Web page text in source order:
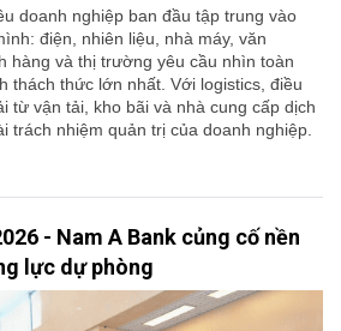
doanh nghiệp ban đầu tập trung vào
điện, nhiên liệu, nhà máy, văn
hàng và thị trường yêu cầu nhìn toàn
thách thức lớn nhất. Với logistics, điều
từ vận tải, kho bãi và nhà cung cấp dịch
trách nhiệm quản trị của doanh nghiệp.
- Nam A Bank củng cố nền
lực dự phòng